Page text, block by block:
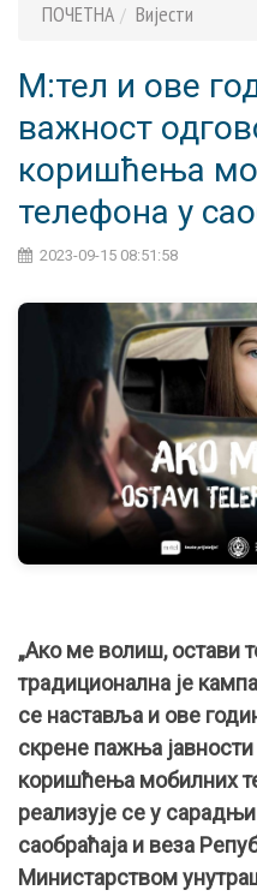
ПОЧЕТНА Вијести
M:тел и ове
важност
коришћења
телефона у
2023-09-15 08:51:58
„Ако ме волиш, остави
традиционална је
се наставља и ове
скрене пажња
коришћења мобилних
реализује се у
саобраћаја и веза
Министарством